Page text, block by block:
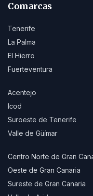
Comarcas
Tenerife
La Palma
El Hierro
Fuerteventura
Acentejo
Icod
Suroeste de Tenerife
Valle de Güímar
Centro Norte de Gran
Oeste de Gran Canaria
Sureste de Gran Canaria